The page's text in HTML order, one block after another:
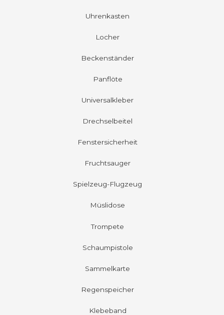
Uhrenkasten
Locher
Beckenständer
Panflöte
Universalkleber
Drechselbeitel
Fenstersicherheit
Fruchtsauger
Spielzeug-Flugzeug
Müslidose
Trompete
Schaumpistole
Sammelkarte
Regenspeicher
Klebeband